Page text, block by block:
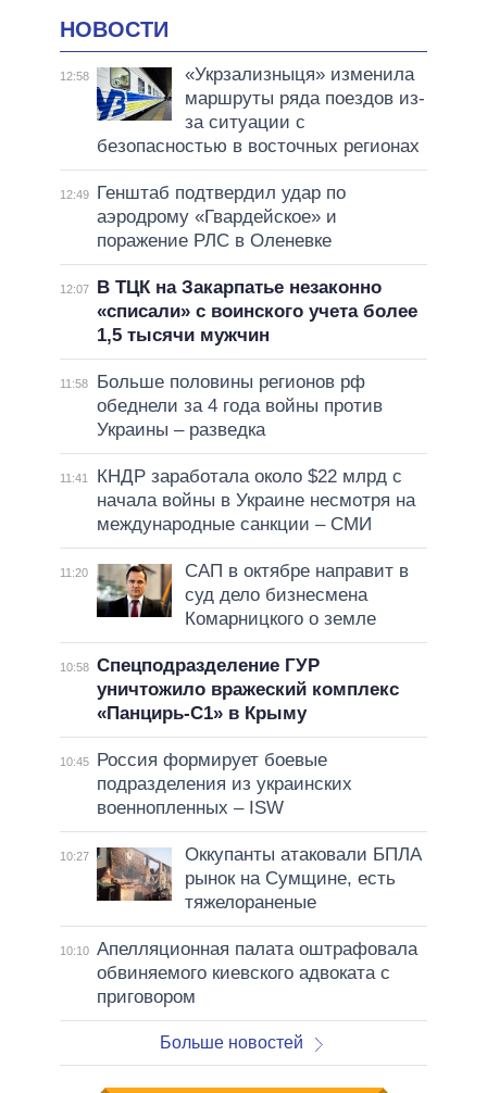
НОВОСТИ
12:58
«Укрзализныця» изменила
маршруты ряда поездов из-
за ситуации с
безопасностью в восточных регионах
12:49
Генштаб подтвердил удар по
аэродрому «Гвардейское» и
поражение РЛС в Оленевке
12:07
В ТЦК на Закарпатье незаконно
«списали» с воинского учета более
1,5 тысячи мужчин
11:58
Больше половины регионов рф
обеднели за 4 года войны против
Украины – разведка
11:41
КНДР заработала около $22 млрд с
начала войны в Украине несмотря на
международные санкции – СМИ
11:20
САП в октябре направит в
суд дело бизнесмена
Комарницкого о земле
10:58 Спецподразделение ГУР
уничтожило вражеский комплекс
«Панцирь-С1» в Крыму
10:45
Россия формирует боевые
подразделения из украинских
военнопленных – ISW
10:27
Оккупанты атаковали БПЛА
рынок на Сумщине, есть
тяжелораненые
10:10 Апелляционная палата оштрафовала
обвиняемого киевского адвоката с
приговором
Больше новостей